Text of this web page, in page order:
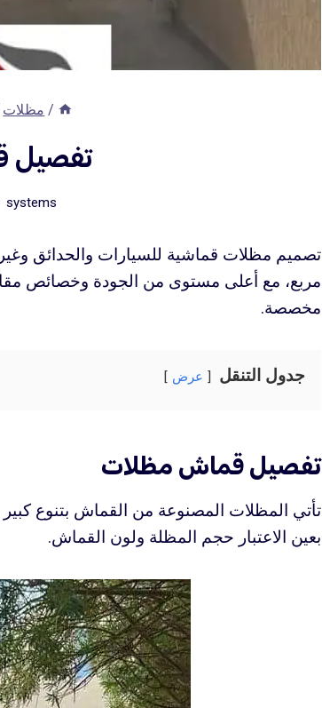
/ مظلات
تفصيل
systems
تصميم مظلات قماشية للسيارات والحدائق
مربع، مع أعلى مستوى من الجودة وخصائص
مخصصة.
جدول التنقل عرض
تفصيل قماش مظلات
تأتي المظلات المصنوعة من القماش بتنوع
بعين الاعتبار حجم المظلة ولون القماش.